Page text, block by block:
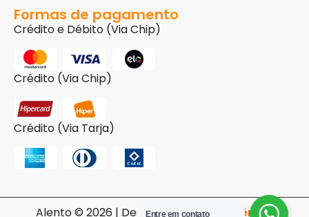
Formas de pagamento
Crédito e Débito (Via Chip)
Crédito (Via Chip)
Crédito (Via Tarja)
Alento © 2026 | Desenvolvido pela Agência
Entre em contato